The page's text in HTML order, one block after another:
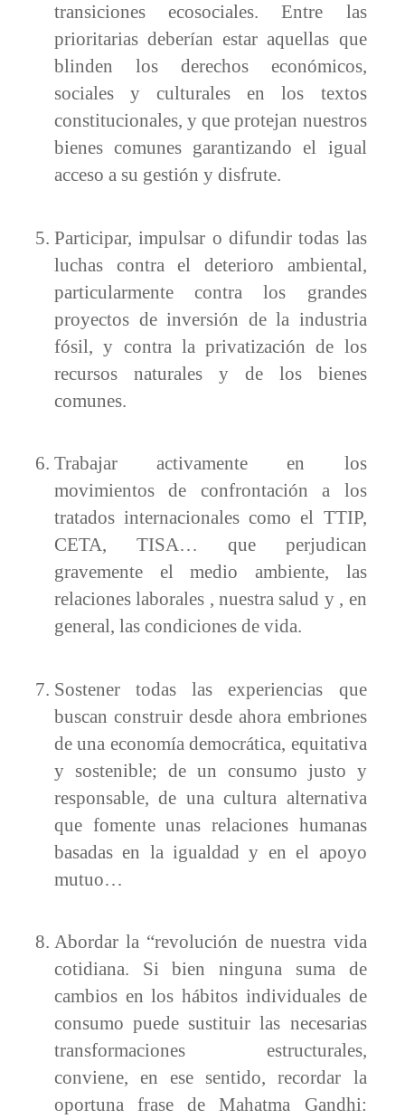
transiciones ecosociales. Entre las
prioritarias deberían estar aquellas que
blinden los derechos económicos,
sociales y culturales en los textos
constitucionales, y que protejan nuestros
bienes comunes garantizando el igual
acceso a su gestión y disfrute.
Participar, impulsar o difundir todas las
luchas contra el deterioro ambiental,
particularmente contra los grandes
proyectos de inversión de la industria
fósil, y contra la privatización de los
recursos naturales y de los bienes
comunes.
Trabajar activamente en los
movimientos de confrontación a los
tratados internacionales como el TTIP,
CETA, TISA… que perjudican
gravemente el medio ambiente, las
relaciones laborales , nuestra salud y , en
general, las condiciones de vida.
Sostener todas las experiencias que
buscan construir desde ahora embriones
de una economía democrática, equitativa
y sostenible; de un consumo justo y
responsable, de una cultura alternativa
que fomente unas relaciones humanas
basadas en la igualdad y en el apoyo
mutuo…
Abordar la “revolución de nuestra vida
cotidiana. Si bien ninguna suma de
cambios en los hábitos individuales de
consumo puede sustituir las necesarias
transformaciones estructurales,
conviene, en ese sentido, recordar la
oportuna frase de Mahatma Gandhi: